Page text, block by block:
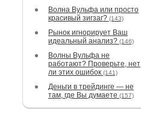
Волна Вульфа или просто
красивый зигзаг? (143)
Рынок игнорирует Ваш
идеальный анализ? (146)
Волны Вульфа не
работают? Проверьте, нет
ли этих ошибок (141)
Деньги в трейдинге — не
там, где Вы думаете (157)